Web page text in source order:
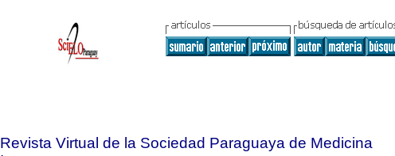
Revista Virtual de la Sociedad Paraguaya de Medicina